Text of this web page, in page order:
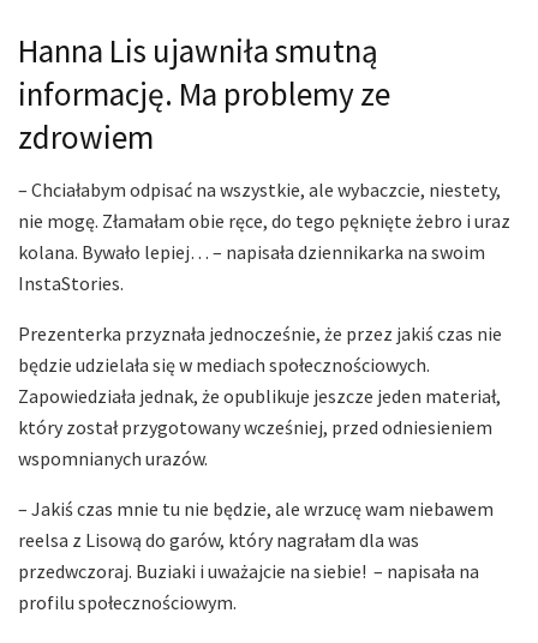
Hanna Lis ujawniła smutną
informację. Ma problemy ze
zdrowiem
– Chciałabym odpisać na wszystkie, ale wybaczcie, niestety,
nie mogę. Złamałam obie ręce, do tego pęknięte żebro i uraz
kolana. Bywało lepiej… – napisała dziennikarka na swoim
InstaStories.
Prezenterka przyznała jednocześnie, że przez jakiś czas nie
będzie udzielała się w mediach społecznościowych.
Zapowiedziała jednak, że opublikuje jeszcze jeden materiał,
który został przygotowany wcześniej, przed odniesieniem
wspomnianych urazów.
– Jakiś czas mnie tu nie będzie, ale wrzucę wam niebawem
reelsa z Lisową do garów, który nagrałam dla was
przedwczoraj. Buziaki i uważajcie na siebie! – napisała na
profilu społecznościowym.